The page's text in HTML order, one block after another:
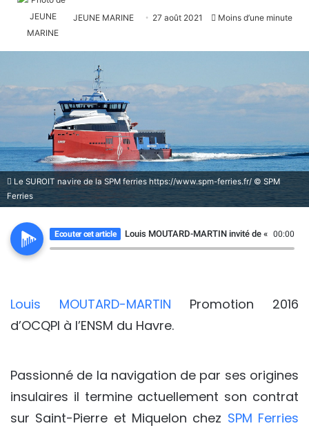
JEUNE MARINE 27 août 2021 Moins d’une minute
Le SUROIT navire de la SPM ferries https://www.spm-ferries.fr/ © SPM
Ferries
Ecouter cet article Louis MOUTARD-MARTIN invité de « Brume
00:00
Louis MOUTARD-MARTIN Promotion 2016
d’OCQPI à l’ENSM du Havre.
Passionné de la navigation de par ses origines
insulaires il termine actuellement son contrat
sur Saint-Pierre et Miquelon chez SPM Ferries